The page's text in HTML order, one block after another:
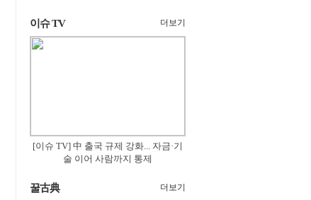
이슈 TV 더보기
[이슈 TV] 中 출국 규제 강화... 자금·기
술 이어 사람까지 통제
꿀古典 더보기